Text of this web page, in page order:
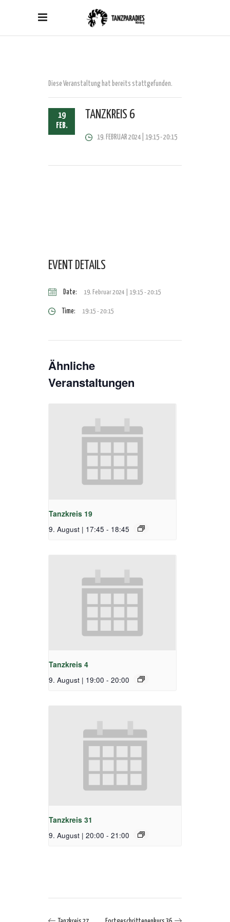
Diese Veranstaltung hat bereits stattgefunden.
19
FEB.
TANZKREIS 6
19. FEBRUAR 2024 | 19:15-20:15
EVENT DETAILS
Date: 19. Februar 2024 | 19:15 -20:15
Time: 19:15 - 20:15
Ähnliche
Veranstaltungen
Tanzkreis 19
9. August | 17:45 - 18:45
Tanzkreis 4
9. August | 19:00 - 20:00
Tanzkreis 31
9. August | 20:00 - 21:00